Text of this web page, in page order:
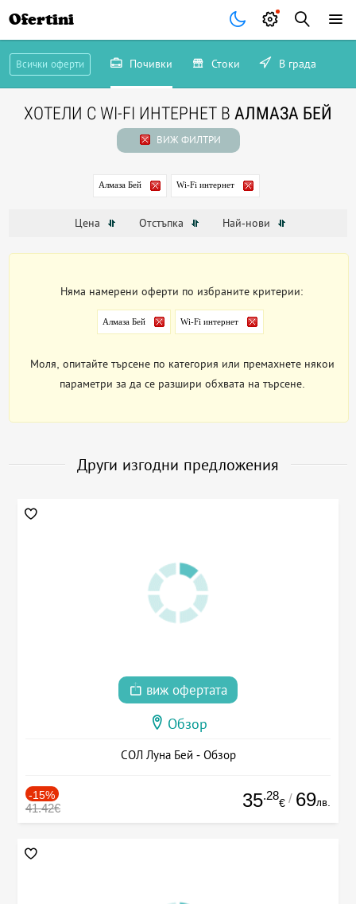
Ofertini
Всички оферти Почивки Стоки В града
ХОТЕЛИ С WI-FI ИНТЕРНЕТ В АЛМАЗА БЕЙ
ВИЖ ФИЛТРИ
Алмаза Бей Wi-Fi интернет
Цена Отстъпка Най-нови
Няма намерени оферти по избраните критерии:
Алмаза Бей Wi-Fi интернет
Моля, опитайте търсене по категория или премахнете някои
параметри за да се разшири обхвата на търсене.
Други изгодни предложения
виж офертата
Обзор
СОЛ Луна Бей - Обзор
-15%
41.42€ 35.28
€ / 69лв.